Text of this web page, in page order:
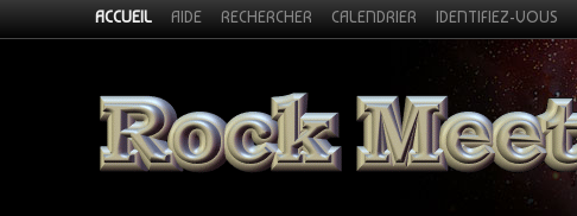
ACCUEIL AIDE RECHERCHER CALENDRIER IDENTIFIEZ-VOUS